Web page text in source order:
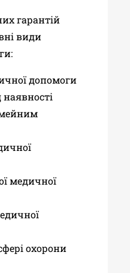
гарантій
види
допомоги
медичної
охорони